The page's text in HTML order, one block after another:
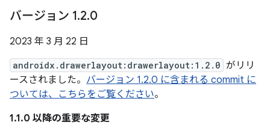
バージョン 1.2.0
2023 年 3 月 22 日
androidx.drawerlayout:drawerlayout:1.2.0 がリリ
ースされました。 バージョン 1.2.0 に含まれる commit に
ついては、こちらをご覧ください。
1.1.0 以降の重要な変更